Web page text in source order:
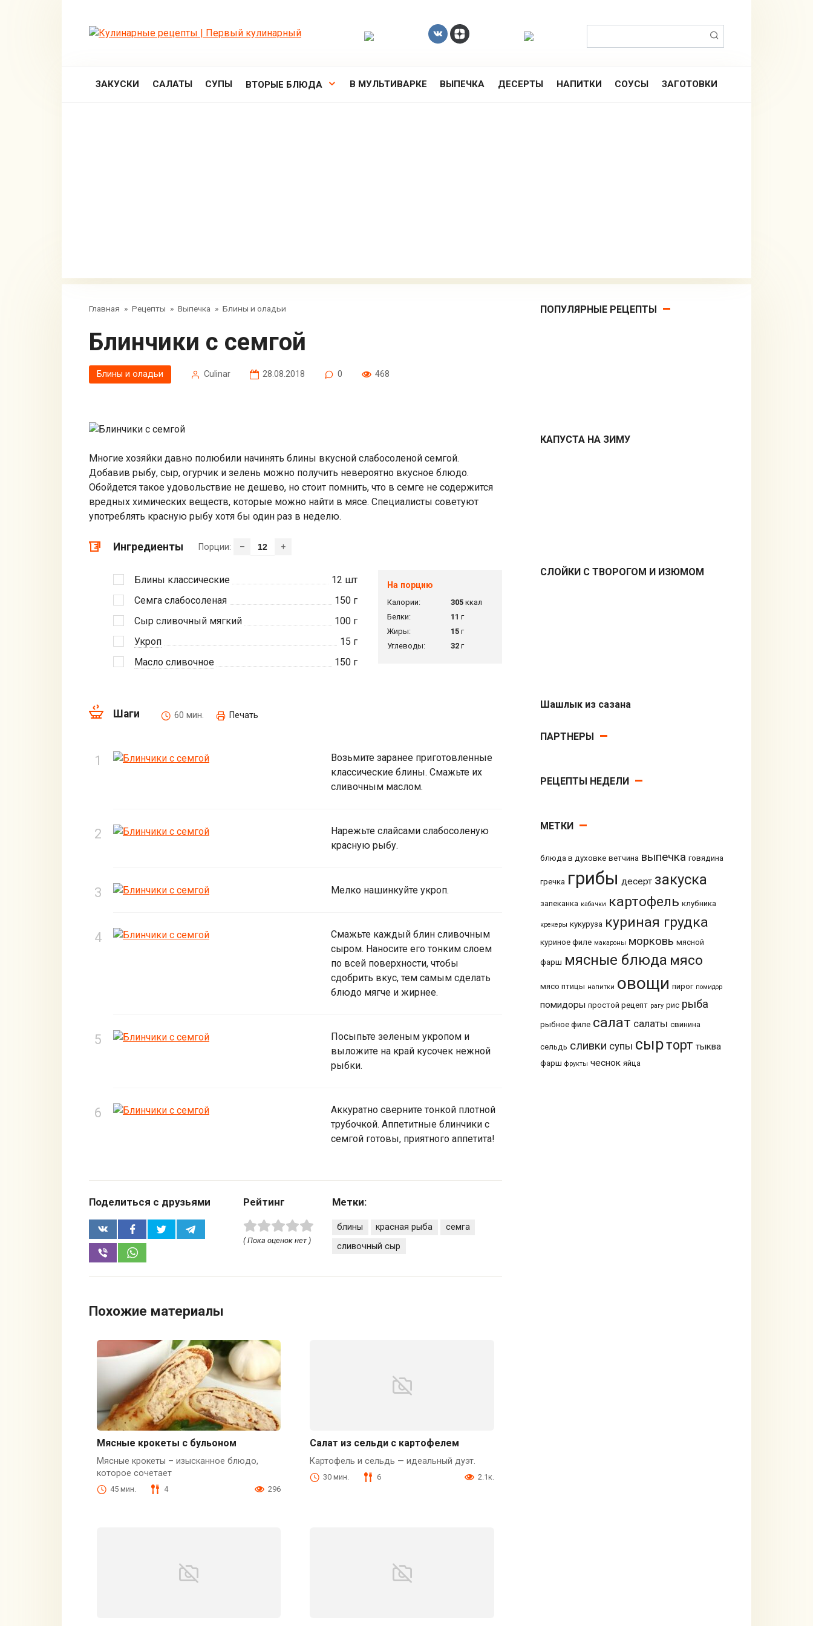
ЗАКУСКИ САЛАТЫ СУПЫ ВТОРЫЕ БЛЮДА В МУЛЬТИВАРКЕ ВЫПЕЧКА ДЕСЕРТЫ НАПИТКИ СОУСЫ ЗАГОТОВКИ
Главная » Рецепты » Выпечка » Блины и оладьи
Блинчики с семгой
Блины и оладьи Сulinar 28.08.2018 0 468
Многие хозяйки давно полюбили начинять блины вкусной слабосоленой семгой.
Добавив рыбу, сыр, огурчик и зелень можно получить невероятно вкусное блюдо.
Обойдется такое удовольствие не дешево, но стоит помнить, что в семге не содержится
вредных химических веществ, которые можно найти в мясе. Специалисты советуют
употреблять красную рыбу хотя бы один раз в неделю.
Ингредиенты Порции: – +
Блины классические 12 шт
Семга слабосоленая
150г
Сыр сливочный мягкий
100г
Укроп
15 г
Масло сливочное
150г
На порцию
Калории: 305ккал
Белки:
11 г
Жиры:
15г
Углеводы:
32г
Шаги 60 мин. Печать
Возьмите заранее приготовленные
классические блины. Смажьте их
сливочным маслом.
Нарежьте слайсами слабосоленую
красную рыбу.
Мелко нашинкуйте укроп.
Смажьте каждый блин сливочным
сыром. Наносите его тонким слоем
по всей поверхности, чтобы
сдобрить вкус, тем самым сделать
блюдо мягче и жирнее.
Посыпьте зеленым укропом и
выложите на край кусочек нежной
рыбки.
Аккуратно сверните тонкой плотной
трубочкой. Аппетитные блинчики с
семгой готовы, приятного аппетита!
Поделиться с друзьями Рейтинг
( Пока оценок нет )
Метки:
блины красная рыба
семга
сливочный сыр
Похожие материалы
Мясные крокеты с бульоном
Мясные крокеты – изысканное блюдо,
которое сочетает
45 мин. 4 296
Салат из сельди с картофелем
Картофель и сельдь — идеальный дуэт.
30 мин. 6 2.1к.
ПОПУЛЯРНЫЕ РЕЦЕПТЫ
КАПУСТА НА ЗИМУ
СЛОЙКИ С ТВОРОГОМ И ИЗЮМОМ
Шашлык из сазана
ПАРТНЕРЫ
РЕЦЕПТЫ НЕДЕЛИ
МЕТКИ
блюда в духовке ветчина выпечка говядина
гречка грибы десерт закуска
запеканка кабачки картофель клубника
крекеры кукуруза куриная грудка
куриное филе макароны морковь мясной
фарш мясные блюда мясо
мясо птицы напитки овощи пирог помидор
помидоры простой рецепт рагу рис рыба
рыбное филе салат салаты свинина
сельдь сливки супы сырторт тыква
фарш фрукты чеснок яйца